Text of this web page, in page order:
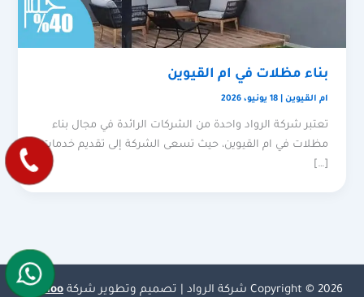
بناء مظلات في ام القيوين
ام القيوين |18 يونيو، 2026
تعتبر شركة الرواد واحدة من الشركات الرائدة في مجال بناء
مظلات في ام القيوين، حيث تسعى الشركة إلى تقديم خدمات
[…]
Copyright © 2026 شركة الرواد | تصميم وتطوير شركة Olymoo